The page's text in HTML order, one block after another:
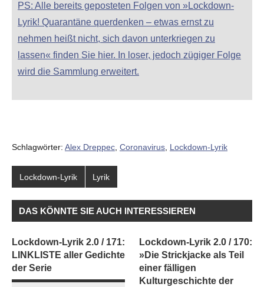
PS: Alle bereits geposteten Folgen von »Lockdown-
Lyrik! Quarantäne querdenken – etwas ernst zu
nehmen heißt nicht, sich davon unterkriegen zu
lassen« finden Sie hier. In loser, jedoch zügiger Folge
wird die Sammlung erweitert.
Schlagwörter: Alex Dreppec, Coronavirus, Lockdown-Lyrik
Lockdown-Lyrik Lyrik
DAS KÖNNTE SIE AUCH INTERESSIEREN
Lockdown-Lyrik 2.0 / 171:
LINKLISTE aller Gedichte
der Serie
Lockdown-Lyrik 2.0 / 170:
»Die Strickjacke als Teil
einer fälligen
Kulturgeschichte der